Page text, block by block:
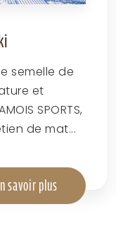
semelle de
et
SPORTS,
de mat...
savoir plus